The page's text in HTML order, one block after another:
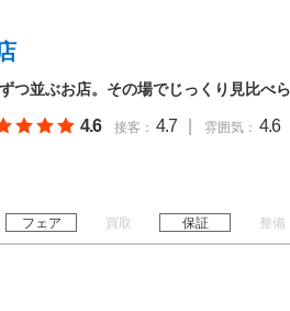
つ並ぶお店。その場でじっくり見比べら
4.6 接客： 4.7 雰囲気： 4.6
フェア 買取 保証 整備